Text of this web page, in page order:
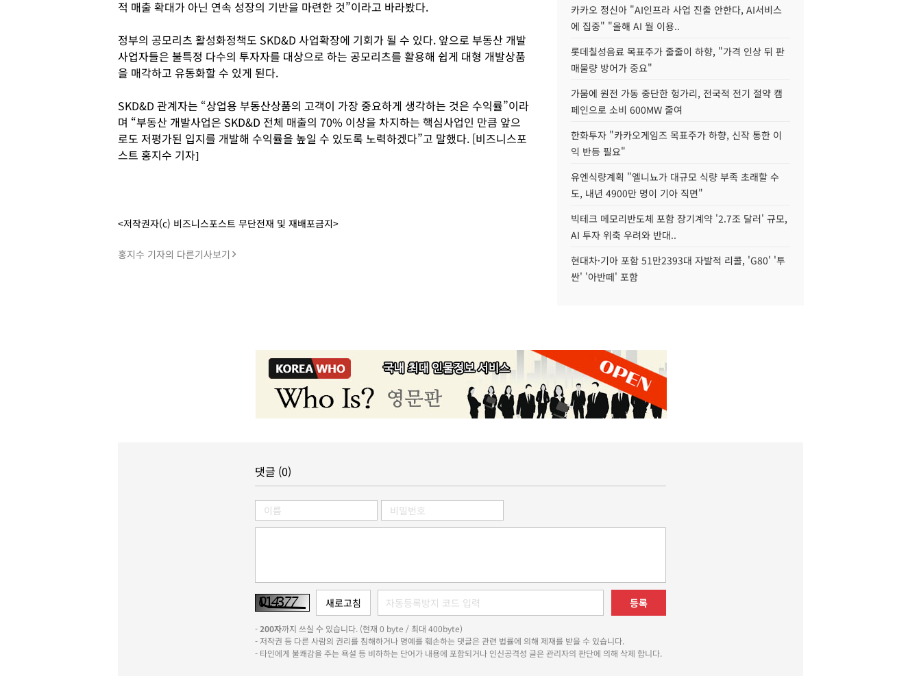
적 매출 확대가 아닌 연속 성장의 기반을 마련한 것”이라고 바라봤다.
정부의 공모리츠 활성화정책도 SKD&D 사업확장에 기회가 될 수 있다. 앞으로 부동산 개발
사업자들은 불특정 다수의 투자자를 대상으로 하는 공모리츠를 활용해 쉽게 대형 개발상품
을 매각하고 유동화할 수 있게 된다.
SKD&D 관계자는 “상업용 부동산상품의 고객이 가장 중요하게 생각하는 것은 수익률”이라
며 “부동산 개발사업은 SKD&D 전체 매출의 70% 이상을 차지하는 핵심사업인 만큼 앞으
로도 저평가된 입지를 개발해 수익률을 높일 수 있도록 노력하겠다”고 말했다. [비즈니스포
스트 홍지수 기자]
<저작권자(c) 비즈니스포스트 무단전재 및 재배포금지>
홍지수 기자의 다른기사보기
카카오 정신아 "AI인프라 사업 진출 안한다, AI서비스
에 집중" "올해 AI 월 이용..
롯데칠성음료 목표주가 줄줄이 하향, "가격 인상 뒤 판
매물량 방어가 중요"
가뭄에 원전 가동 중단한 헝가리, 전국적 전기 절약 캠
페인으로 소비 600MW 줄여
한화투자 "카카오게임즈 목표주가 하향, 신작 통한 이
익 반등 필요"
유엔식량계획 "엘니뇨가 대규모 식량 부족 초래할 수
도, 내년 4900만 명이 기아 직면"
빅테크 메모리반도체 포함 장기계약 '2.7조 달러' 규모,
AI 투자 위축 우려와 반대..
현대차·기아 포함 51만2393대 자발적 리콜, 'G80' '투
싼' '아반떼' 포함
댓글 (0)
등록
-200자까지 쓰실 수 있습니다. (현재 0 byte / 최대 400byte)
- 저작권 등 다른 사람의 권리를 침해하거나 명예를 훼손하는 댓글은 관련 법률에 의해 제재를 받을 수 있습니다.
- 타인에게 불쾌감을 주는 욕설 등 비하하는 단어가 내용에 포함되거나 인신공격성 글은 관리자의 판단에 의해 삭제 합니다.